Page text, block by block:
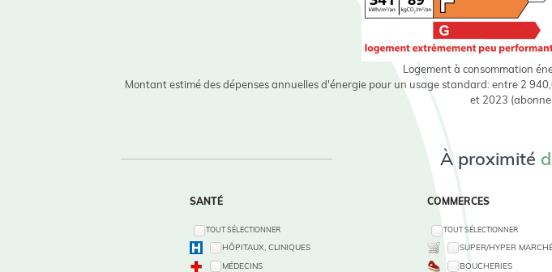
Logement à consommation
Montant estimé des dépenses annuelles d'énergie pour un usage standard: entre 2
et 2023
À proximité
SANTÉ
TOUT SÉLECTIONNER
HÔPITAUX, CLINIQUES
MÉDECINS
COMMERCES
TOUT SÉLECTIONNER
SUPER/HYPER
BOUCHERIES